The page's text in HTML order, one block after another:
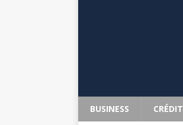
BUSINESS CRÉDIT